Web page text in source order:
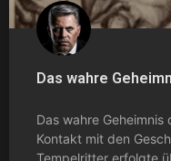
Das wahre
Das wahre
Kontakt mit den
Tempelritter erfolgte